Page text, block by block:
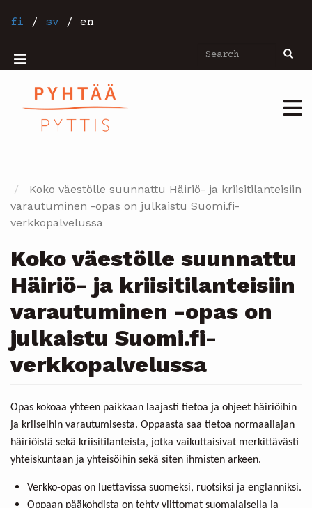
fi / sv / en
Search
Mobiilivalikko
Koko väestölle suunnattu Häiriö- ja kriisitilanteisiin
varautuminen -opas on julkaistu Suomi.fi-
verkkopalvelussa
Koko väestölle suunnattu
Häiriö- ja kriisitilanteisiin
varautuminen -opas on
julkaistu Suomi.fi-
verkkopalvelussa
Opas kokoaa yhteen paikkaan laajasti tietoa ja ohjeet häiriöihin
ja kriiseihin varautumisesta. Oppaasta saa tietoa normaaliajan
häiriöistä sekä kriisitilanteista, jotka vaikuttaisivat merkittävästi
yhteiskuntaan ja yhteisöihin sekä siten ihmisten arkeen.
Verkko-opas on luettavissa suomeksi, ruotsiksi ja englanniksi.
Oppaan pääkohdista on tehty viittomat suomalaisella ja